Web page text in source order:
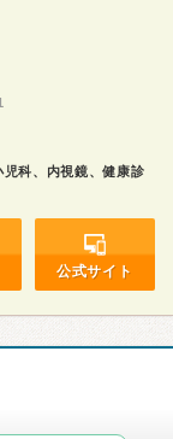
科、内視鏡、健康診
公式サイト